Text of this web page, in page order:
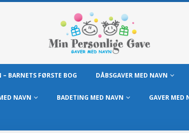
– BARNETS FØRSTE BOG DÅBSGAVER MED NAVN
NAVN BADETING MED NAVN GAVER MED